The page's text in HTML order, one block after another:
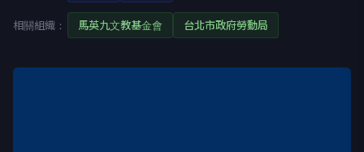
相關組織： 馬英九文教基金會 台北市政府勞動局